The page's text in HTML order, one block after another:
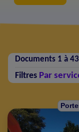
Documents 1 à
Filtres Par